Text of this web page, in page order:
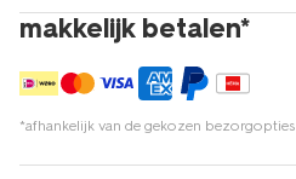
makkelijk betalen*
*afhankelijk van de gekozen bezorgopties